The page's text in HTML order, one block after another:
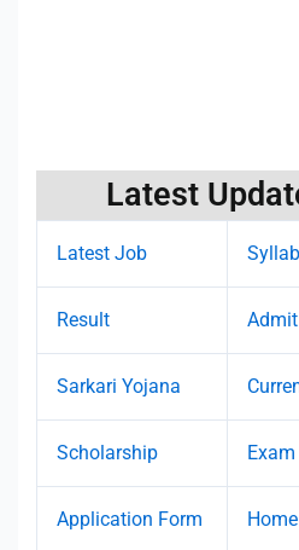
Latest
Latest Job
Result
Sarkari Yojana
Scholarship
Application Form